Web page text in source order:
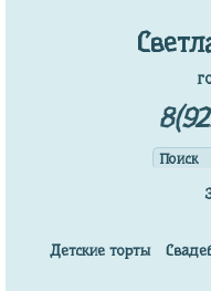
Детские торты